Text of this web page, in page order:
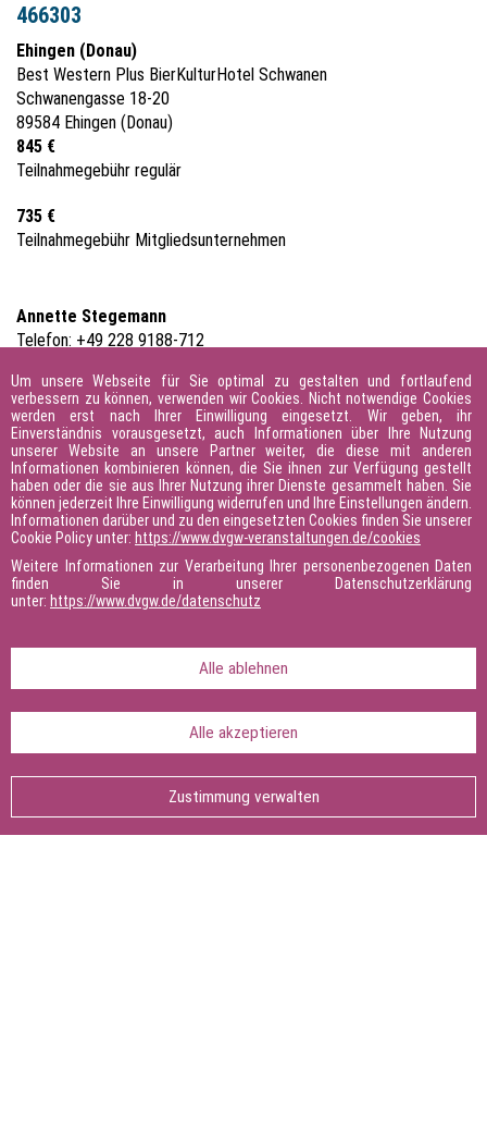
466303
Ehingen (Donau)
Best Western Plus BierKulturHotel Schwanen
Schwanengasse 18-20
89584 Ehingen (Donau)
845 €
Teilnahmegebühr regulär
735 €
Teilnahmegebühr Mitgliedsunternehmen
Annette Stegemann
Telefon: +49 228 9188-712
Nur noch 15 Plätze frei!
Anmeldung
Zu den Veranstaltungsinfos
Angebot
Kalendereintrag
Hinweise & Referenten anzeigen
drucken
Um unsere Webseite für Sie optimal zu gestalten und fortlaufend
verbessern zu können, verwenden wir Cookies. Nicht notwendige Cookies
werden erst nach Ihrer Einwilligung eingesetzt. Wir geben, ihr
Einverständnis vorausgesetzt, auch Informationen über Ihre Nutzung
unserer Website an unsere Partner weiter, die diese mit anderen
Informationen kombinieren können, die Sie ihnen zur Verfügung gestellt
haben oder die sie aus Ihrer Nutzung ihrer Dienste gesammelt haben. Sie
können jederzeit Ihre Einwilligung widerrufen und Ihre Einstellungen ändern.
Informationen darüber und zu den eingesetzten Cookies finden Sie unserer
Cookie Policy unter: https://www.dvgw-veranstaltungen.de/cookies
Weitere Informationen zur Verarbeitung Ihrer personenbezogenen Daten
finden Sie in unserer Datenschutzerklärung
unter: https://www.dvgw.de/datenschutz
Alle ablehnen
Alle akzeptieren
Zustimmung verwalten